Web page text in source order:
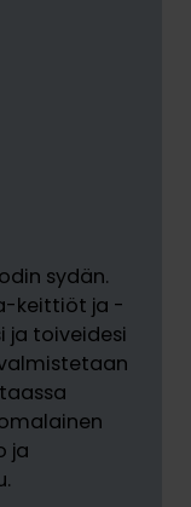
sydän.
keittiöt ja -
ja toiveidesi
ja